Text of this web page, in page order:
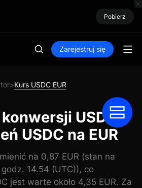
Pobierz
Zarejestruj się
>Kurs USDC EUR
USDC
USDC na EUR
na 0,87 EUR (stan na
14.54 (UTC)), co
jest warte około 4,35 EUR. Za